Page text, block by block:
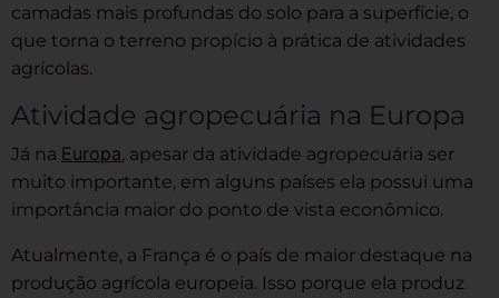
camadas mais profundas do solo para a superfície, o
que torna o terreno propício à prática de atividades
agrícolas.
Atividade agropecuária na Europa
Já na Europa, apesar da atividade agropecuária ser
muito importante, em alguns países ela possui uma
importância maior do ponto de vista econômico.
Atualmente, a França é o país de maior destaque na
produção agrícola europeia. Isso porque ela produz